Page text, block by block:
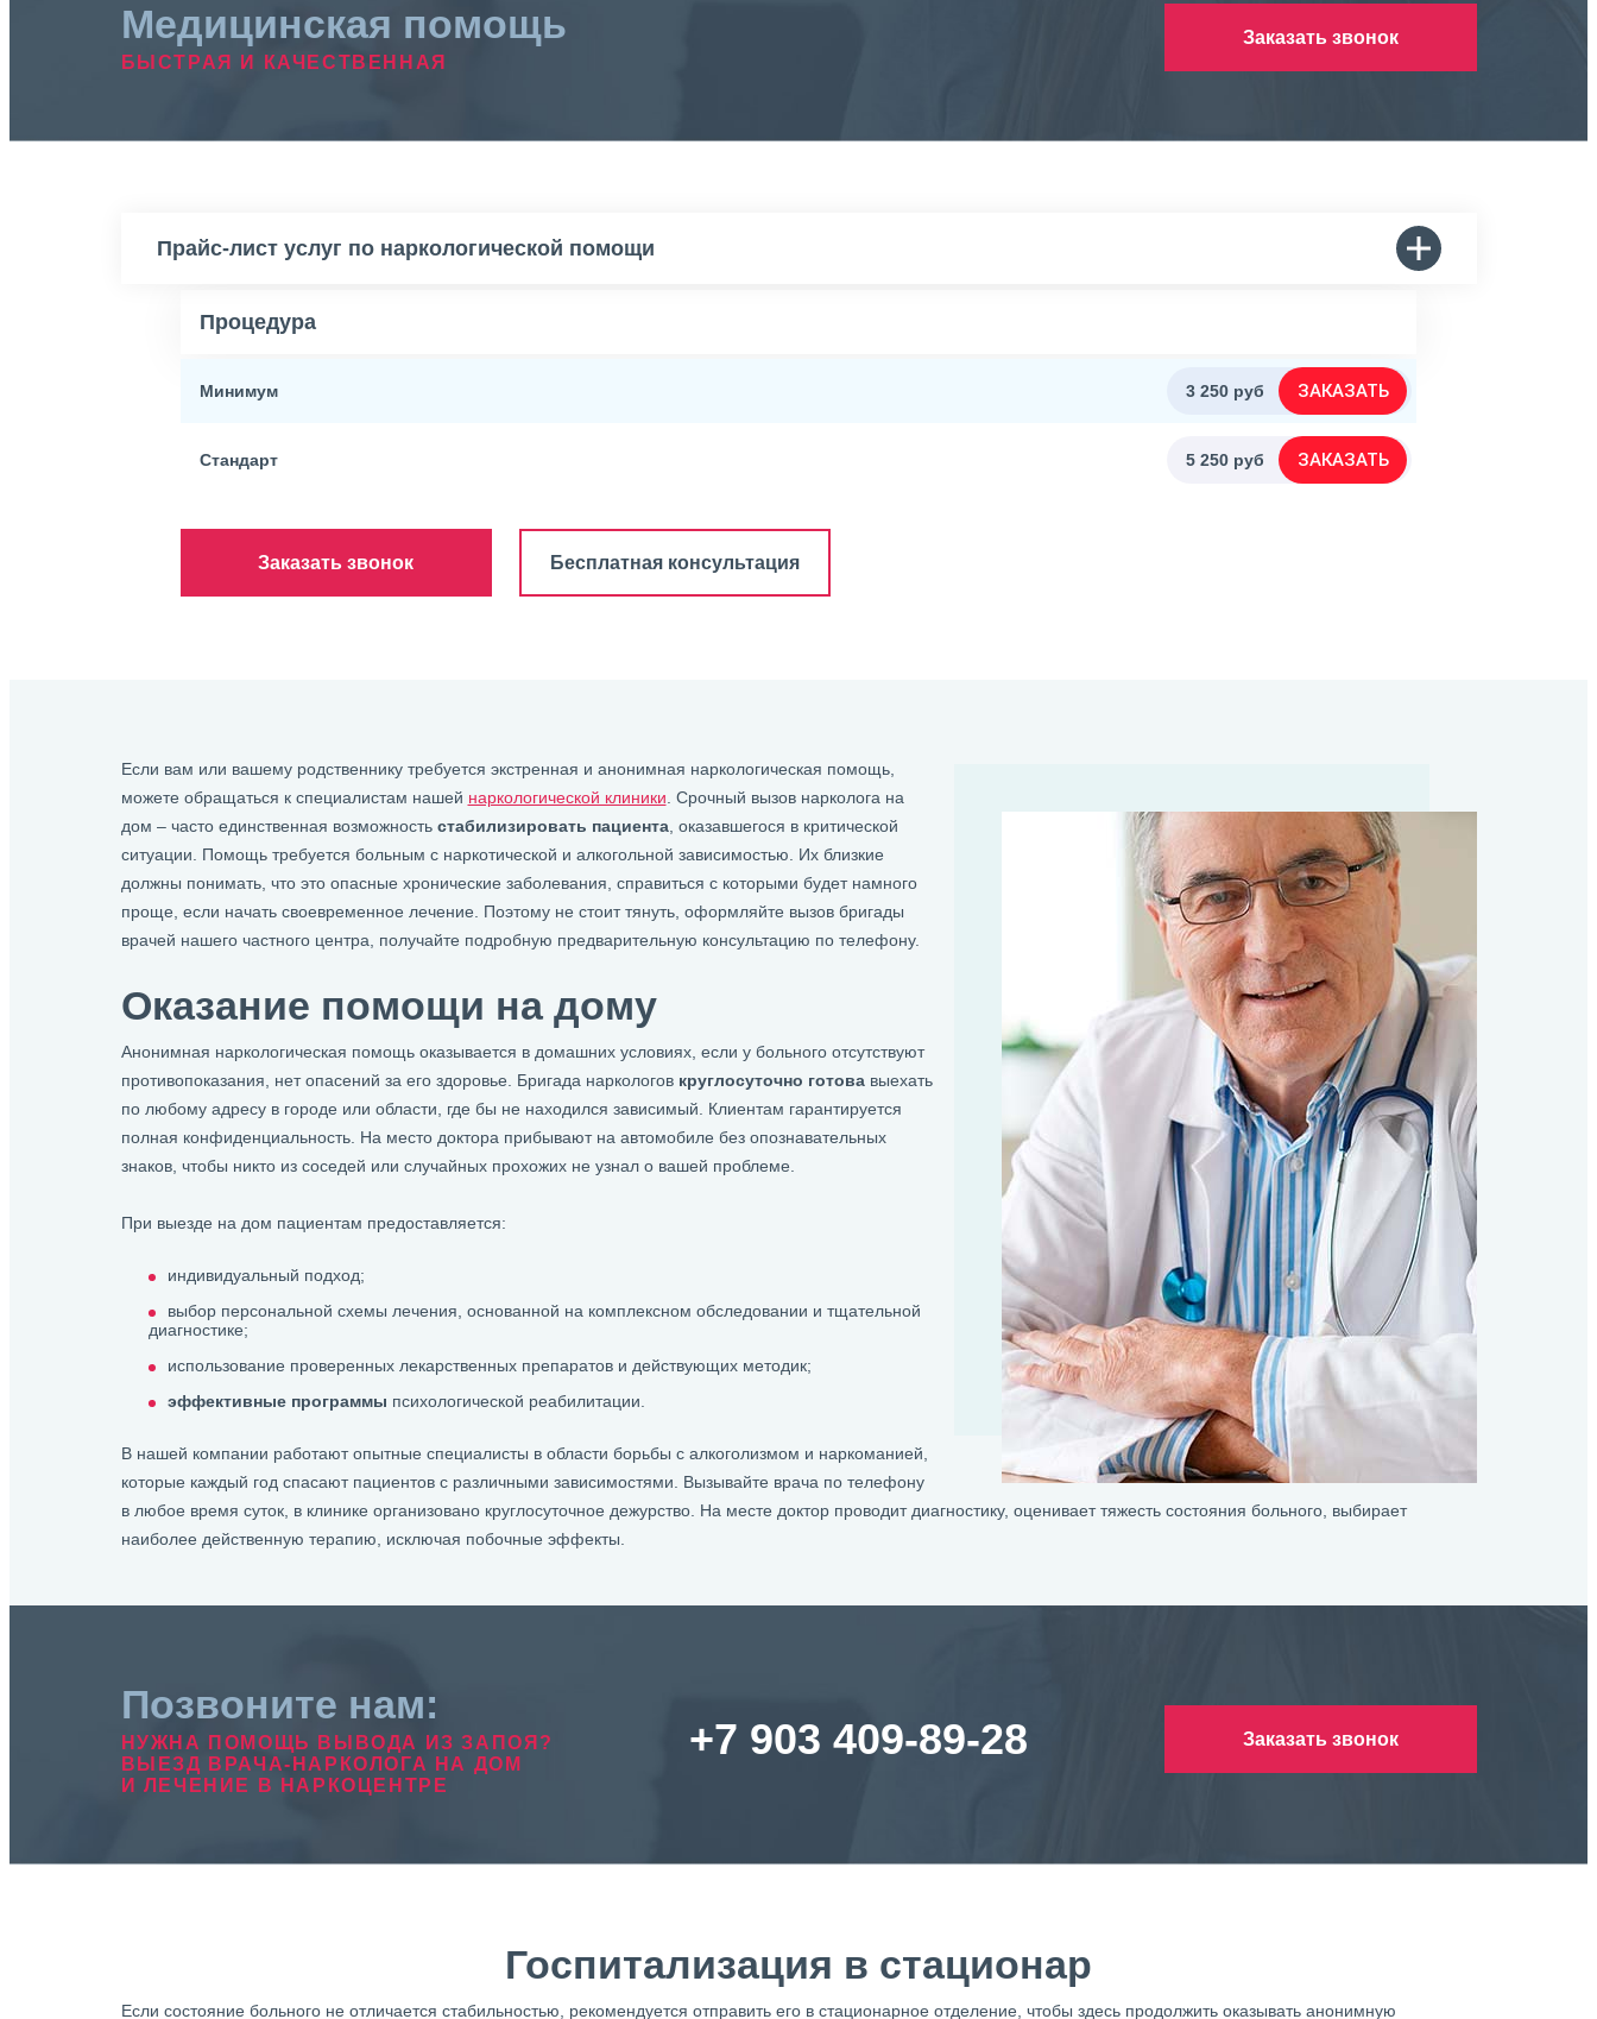
Медицинская помощь
БЫСТРАЯ И КАЧЕСТВЕННАЯ
Заказать звонок
Прайс-лист услуг по наркологической помощи
Процедура
Минимум 3 250 руб ЗАКАЗАТЬ
Стандарт 5 250 руб ЗАКАЗАТЬ
Заказать звонок Бесплатная консультация
Если вам или вашему родственнику требуется экстренная и анонимная наркологическая помощь,
можете обращаться к специалистам нашей наркологической клиники . Срочный вызов нарколога на
дом – часто единственная возможность стабилизировать пациента, оказавшегося в критической
ситуации. Помощь требуется больным с наркотической и алкогольной зависимостью. Их близкие
должны понимать, что это опасные хронические заболевания, справиться с которыми будет намного
проще, если начать своевременное лечение. Поэтому не стоит тянуть, оформляйте вызов бригады
врачей нашего частного центра, получайте подробную предварительную консультацию по телефону.
Оказание помощи на дому
Анонимная наркологическая помощь оказывается в домашних условиях, если у больного отсутствуют
противопоказания, нет опасений за его здоровье. Бригада наркологов круглосуточно готовавыехать
по любому адресу в городе или области, где бы не находился зависимый. Клиентам гарантируется
полная конфиденциальность. На место доктора прибывают на автомобиле без опознавательных
знаков, чтобы никто из соседей или случайных прохожих не узнал о вашей проблеме.
При выезде на дом пациентам предоставляется:
индивидуальный подход;
выбор персональной схемы лечения, основанной на комплексном обследовании и тщательной
диагностике;
использование проверенных лекарственных препаратов и действующих методик;
эффективные программы психологической реабилитации.
В нашей компании работают опытные специалисты в области борьбы с алкоголизмом и наркоманией,
которые каждый год спасают пациентов с различными зависимостями. Вызывайте врача по телефону
в любое время суток, в клинике организовано круглосуточное дежурство. На месте доктор проводит диагностику, оценивает тяжесть состояния больного, выбирает
наиболее действенную терапию, исключая побочные эффекты.
Позвоните нам:
НУЖНА ПОМОЩЬ ВЫВОДА ИЗ ЗАПОЯ?
ВЫЕЗД ВРАЧА-НАРКОЛОГА НА ДОМ
И ЛЕЧЕНИЕ В НАРКОЦЕНТРЕ
+7 903 409-89-28 Заказать звонок
Госпитализация в стационар
Если состояние больного не отличается стабильностью, рекомендуется отправить его в стационарное отделение, чтобы здесь продолжить оказывать анонимную